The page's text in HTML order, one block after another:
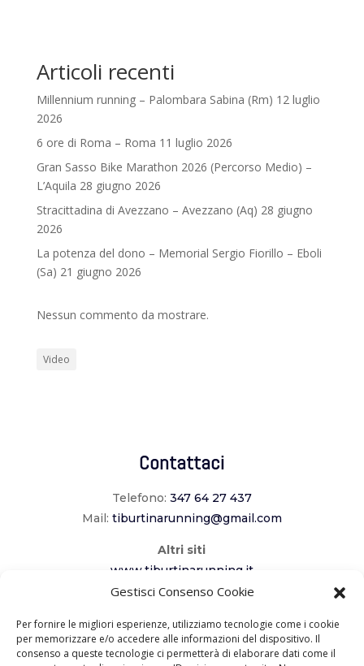
Gestisci Consenso Cookie
Per fornire le migliori esperienze, utilizziamo tecnologie come i cookie
per memorizzare e/o accedere alle informazioni del dispositivo. Il
consenso a queste tecnologie ci permetterà di elaborare dati come il
Articoli recenti
Millennium running – Palombara Sabina (Rm) 12 luglio
2026
6 ore di Roma – Roma 11 luglio 2026
Gran Sasso Bike Marathon 2026 (Percorso Medio) –
L’Aquila 28 giugno 2026
Stracittadina di Avezzano – Avezzano (Aq) 28 giugno
2026
La potenza del dono – Memorial Sergio Fiorillo – Eboli
(Sa) 21 giugno 2026
Nessun commento da mostrare.
Video
Contattaci
Telefono: 347 64 27 437
Mail: tiburtinarunning@gmail.com
Altri siti
www.tiburtinarunning.it
www.corriladuecomuni.it